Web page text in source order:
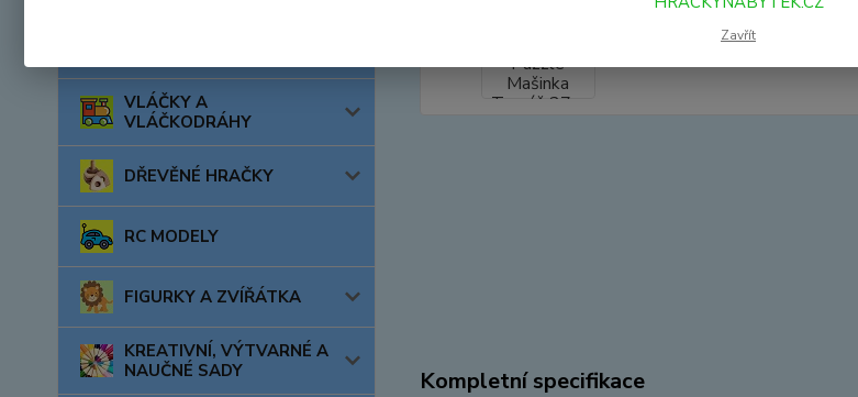
VLÁČKY A
VLÁČKODRÁHY
DŘEVĚNÉ HRAČKY
RC MODELY
FIGURKY A ZVÍŘÁTKA
KREATIVNÍ, VÝTVARNÉ A
NAUČNÉ SADY
Kompletní specifikace
Zavřít